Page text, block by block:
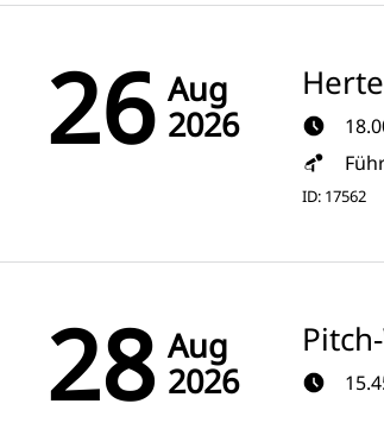
26 Aug
2026
ID: 17562
28 Aug
2026